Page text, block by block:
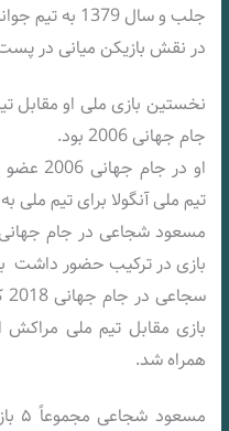
جلب و سال
در نقش بازیکن میانی در
نخستین بازی ملی او مقابل
جام جهانی 2006 بود.
او در
تیم ملی آنگولا برای تیم ملی
بازی در ترکیب حضور داشت
بازی مقابل تیم ملی مراکش
همراه شد.